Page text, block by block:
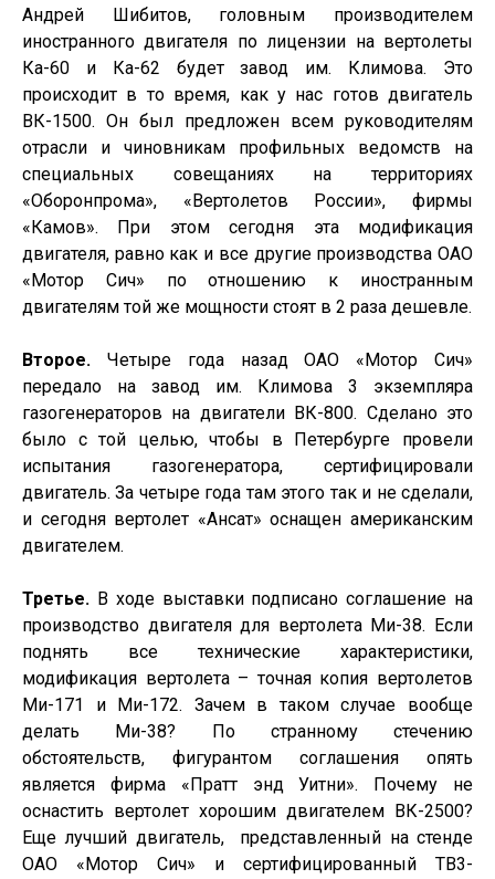
Андрей Шибитов, головным производителем
иностранного двигателя по лицензии на вертолеты
Ка-60 и Ка-62 будет завод им. Климова. Это
происходит в то время, как у нас готов двигатель
ВК-1500. Он был предложен всем руководителям
отрасли и чиновникам профильных ведомств на
специальных совещаниях на территориях
«Оборонпрома», «Вертолетов России», фирмы
«Камов». При этом сегодня эта модификация
двигателя, равно как и все другие производства ОАО
«Мотор Сич» по отношению к иностранным
двигателям той же мощности стоят в 2 раза дешевле.
Второе. Четыре года назад ОАО «Мотор Сич»
передало на завод им. Климова 3 экземпляра
газогенераторов на двигатели ВК-800. Сделано это
было с той целью, чтобы в Петербурге провели
испытания газогенератора, сертифицировали
двигатель. За четыре года там этого так и не сделали,
и сегодня вертолет «Ансат» оснащен американским
двигателем.
Третье. В ходе выставки подписано соглашение на
производство двигателя для вертолета Ми-38. Если
поднять все технические характеристики,
модификация вертолета – точная копия вертолетов
Ми-171 и Ми-172. Зачем в таком случае вообще
делать Ми-38? По странному стечению
обстоятельств, фигурантом соглашения опять
является фирма «Пратт энд Уитни». Почему не
оснастить вертолет хорошим двигателем ВК-2500?
Еще лучший двигатель,
представленный на стенде
ОАО «Мотор Сич» и сертифицированный ТВ3-